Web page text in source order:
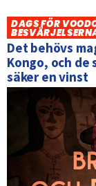
DAGS FÖR
Det behövs
Kongo, och de
säker en vinst